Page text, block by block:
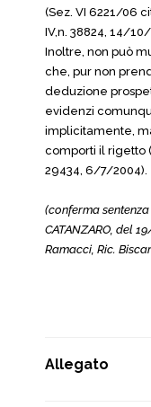
(Sez. VI 6221/06
IV,n. 38824, 14/
Inoltre, non può
che, pur non
deduzione
evidenzi
implicitamente,
comporti il rigetto
29434, 6/7/2004).
(conferma sentenza
CATANZARO, del
Ramacci, Ric.
Allegato